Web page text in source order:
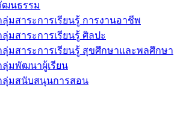
ฒนธรรม
ลุ่มสาระการเรียนรู้ การงานอาชีพ
ลุ่มสาระการเรียนรู้ ศิลปะ
ลุ่มสาระการเรียนรู้ สุขศึกษาและพลศึกษา
ลุ่มพัฒนาผู้เรียน
ลุ่มสนับสนุนการสอน